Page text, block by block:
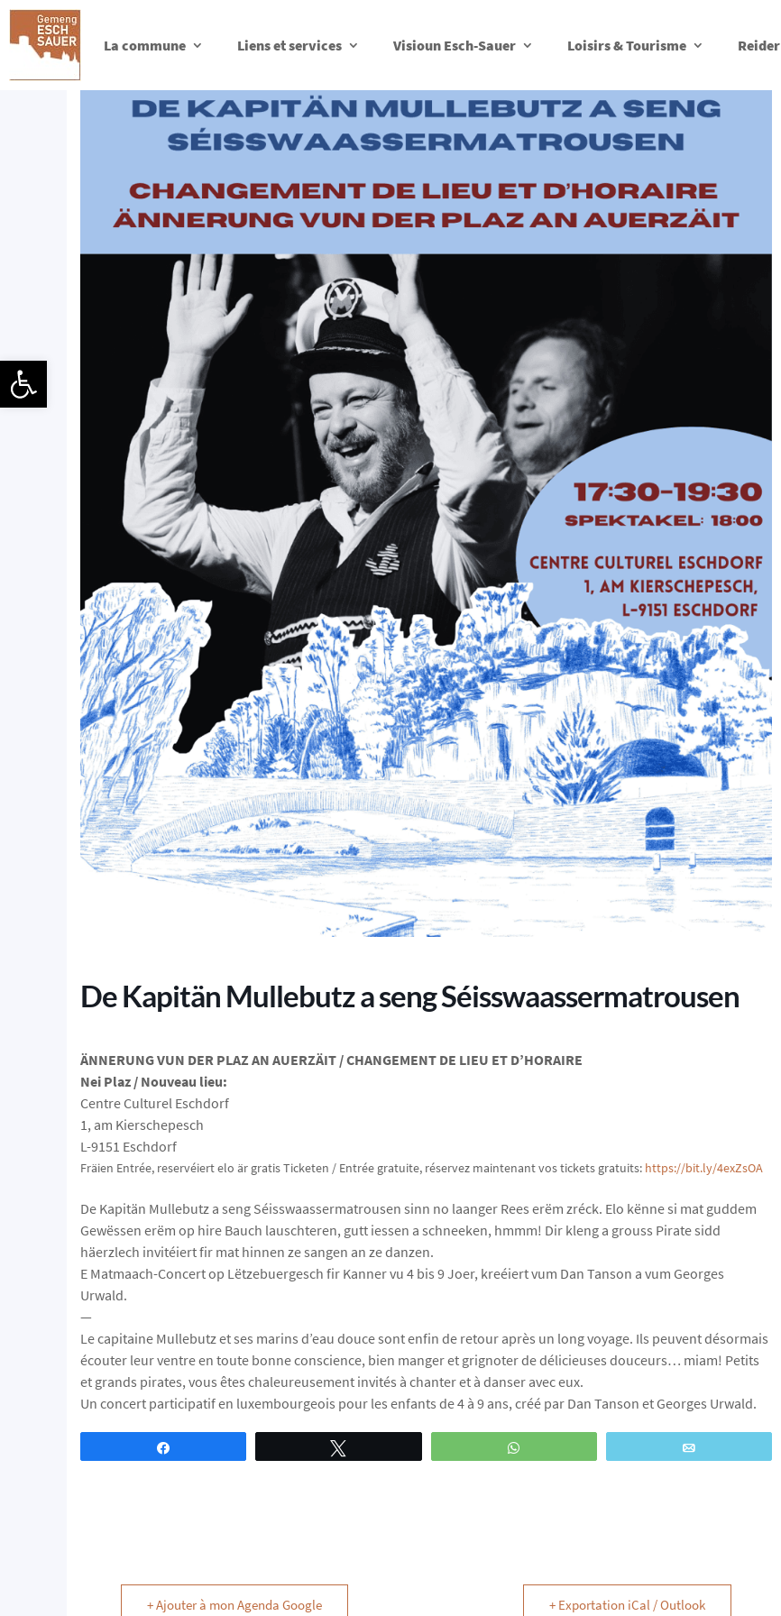
La commune Liens et services Visioun Esch-Sauer Loisirs & Tourisme Reider
De Kapitän Mullebutz a seng Séisswaassermatrousen
ÄNNERUNG VUN DER PLAZ AN AUERZÄIT / CHANGEMENT DE LIEU ET D’HORAIRE
Nei Plaz / Nouveau lieu:
Centre Culturel Eschdorf
1, am Kierschepesch
L-9151 Eschdorf
Fräien Entrée, reservéiert elo är gratis Ticketen / Entrée gratuite, réservez maintenant vos tickets gratuits: https://bit.ly/4exZsOA
De Kapitän Mullebutz a seng Séisswaassermatrousen sinn no laanger Rees erëm zréck. Elo kënne si mat guddem
Gewëssen erëm op hire Bauch lauschteren, gutt iessen a schneeken, hmmm! Dir kleng a grouss Pirate sidd
häerzlech invitéiert fir mat hinnen ze sangen an ze danzen.
E Matmaach-Concert op Lëtzebuergesch fir Kanner vu 4 bis 9 Joer, kreéiert vum Dan Tanson a vum Georges
Urwald.
—
Le capitaine Mullebutz et ses marins d’eau douce sont enfin de retour après un long voyage. Ils peuvent désormais
écouter leur ventre en toute bonne conscience, bien manger et grignoter de délicieuses douceurs… miam! Petits
et grands pirates, vous êtes chaleureusement invités à chanter et à danser avec eux.
Un concert participatif en luxembourgeois pour les enfants de 4 à 9 ans, créé par Dan Tanson et Georges Urwald.
+ Ajouter à mon Agenda Google + Exportation iCal / Outlook
Ouvrir la barre d’outils